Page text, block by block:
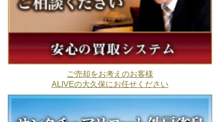
ご売却をお考えのお客様
ALIVEの大久保にお任せください